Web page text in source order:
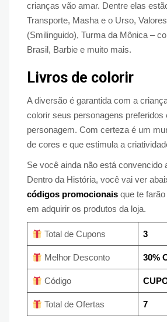
crianças vão amar. Dentre elas
Transporte, Masha e o Urso,
(Smilinguido), Turma da Mônica –
Brasil, Barbie e muito mais.
Livros de colorir
A diversão é garantida com a
colorir seus personagens preferidos
personagem. Com certeza é um
de cores e que estimula a
Se você ainda não está convencido
Dentro da História, você vai ver
códigos promocionais que te
em adquirir os produtos da loja.
Total de Cupons 3
Melhor Desconto 30%
Código
Total de Ofertas 7